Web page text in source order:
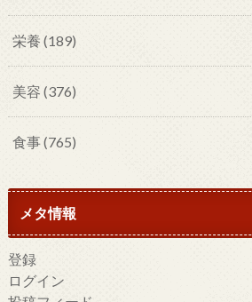
栄養 (189)
美容 (376)
食事(765)
メタ情報
登録
ログイン